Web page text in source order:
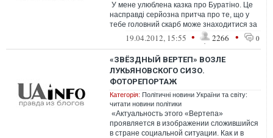
У мене улюблена казка про Буратіно. Це
насправді серйозна притча про те, що у
тебе головний скарб може знаходитися за
стінкою, за намальованою к...
19.04.2012, 15:55 • 2266 • 0
«ЗВЁЗДНЫЙ ВЕРТЕП» ВОЗЛЕ
ЛУКЬЯНОВСКОГО СИЗО.
ФОТОРЕПОРТАЖ
Категорія: Політичні новини України та світу:
читати новини політики
«Актуальность этого «Вертепа»
проявляется в изображении сложившийся
в стране социальной ситуации. Как и в